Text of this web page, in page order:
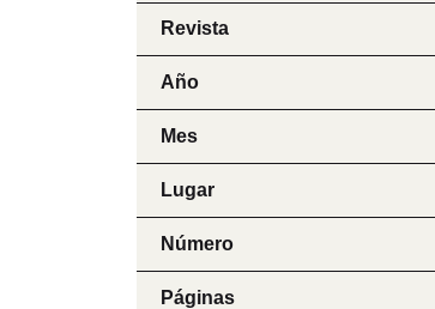
Revista
Año
Mes
Lugar
Número
Páginas